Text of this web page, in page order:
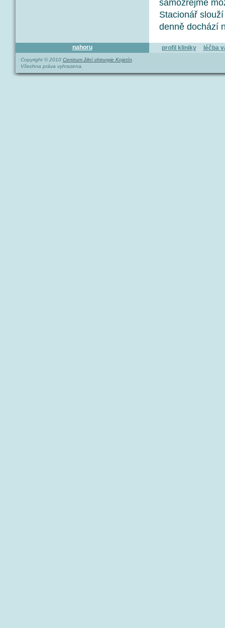
samozřejmě
Stacionář
denně dochází
nahoru profil kliniky léčba
Copyright © 2010 Centrum žilní chirurgie Kojetín
Všechna práva vyhrazena.